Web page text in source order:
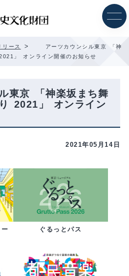
リース >
アーツカウンシル東京 「神
」 オンライン開催のお知らせ
東京 「神楽坂まち舞
2021」 オンライン
2021年05月14日
ぐるっとパス